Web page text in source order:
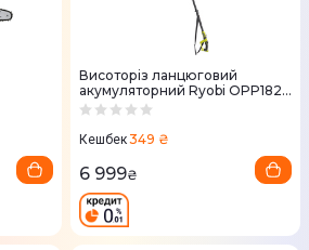
Висоторiз ланцюговий
акумуляторний Ryobi OPP1820
18В Oregon шина 20 см (без
Кешбек349 ₴
6 999₴